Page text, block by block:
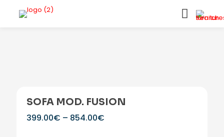
SOFA MOD. FUSION
399.00€ – 854.00€